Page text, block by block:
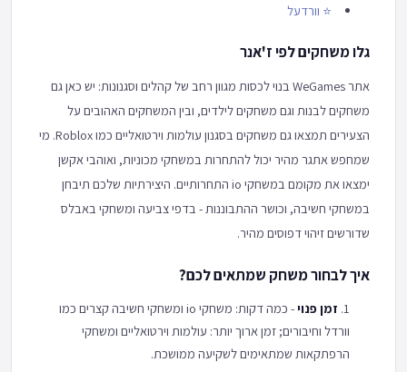
⭐ וורדעל
גלו משחקים לפי ז'אנר
אתר WeGames בנוי לכסות מגוון רחב של קהלים וסגנונות: יש כאן גם
משחקים לבנות וגם משחקים לילדים, ובין המשחקים האהובים על
הצעירים תמצאו גם משחקים בסגנון עולמות וירטואליים כמו Roblox. מי
שמחפש אתגר מהיר יכול להתחרות במשחקי מכוניות, ואוהבי אקשן
ימצאו את מקומם במשחקי io התחרותיים. היצירתיות שלכם תיבחן
במשחקי חשיבה, וכושר ההתבוננות - בדפי צביעה ומשחקי באבלס
שדורשים זיהוי דפוסים מהיר.
איך לבחור משחק שמתאים לכם?
זמן פנוי
- כמה דקות: משחקי io ומשחקי חשיבה קצרים כמו
וורדל וחיבורים; זמן ארוך יותר: עולמות וירטואליים ומשחקי
הרפתקאות שמתאימים לשקיעה ממושכת.